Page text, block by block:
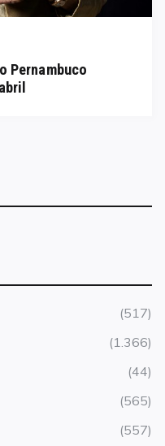
Pernambuco
(517)
(1.366)
(44)
(565)
(557)